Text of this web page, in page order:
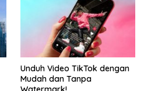
Unduh Video TikTok dengan
Mudah dan Tanpa